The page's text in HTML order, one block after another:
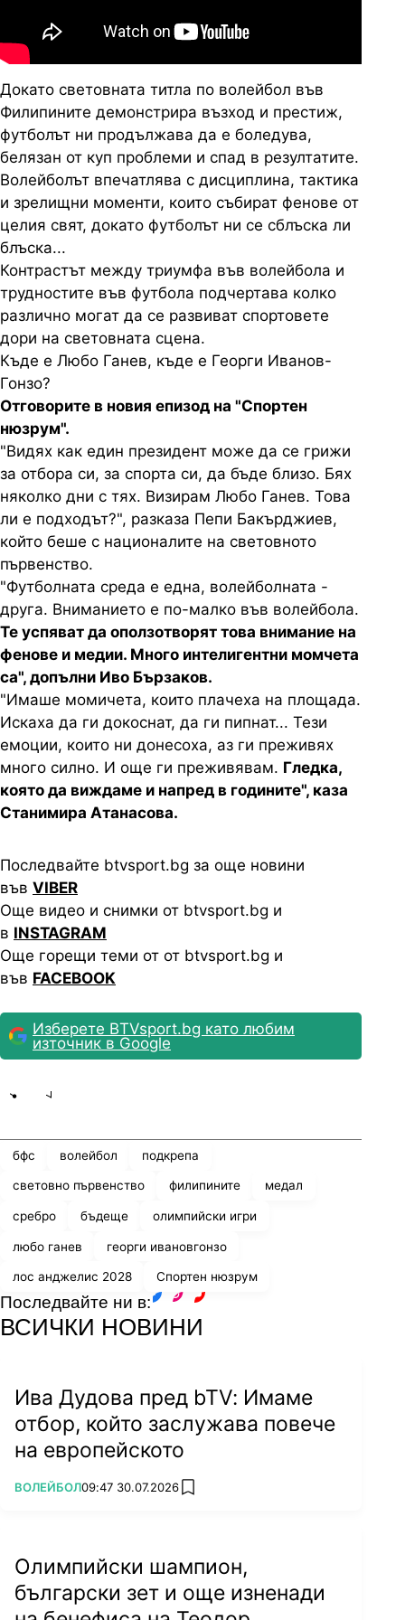
Докато световната титла по волейбол във
Филипините демонстрира възход и престиж,
футболът ни продължава да е боледува,
белязан от куп проблеми и спад в резултатите.
Волейболът впечатлява с дисциплина, тактика
и зрелищни моменти, които събират фенове от
целия свят, докато футболът ни се сблъска ли
блъска...
Контрастът между триумфа във волейбола и
трудностите във футбола подчертава колко
различно могат да се развиват спортовете
дори на световната сцена.
Къде е Любо Ганев, къде е Георги Иванов-
Гонзо?
Отговорите в новия епизод на "Спортен
нюзрум".
"Видях как един президент може да се грижи
за отбора си, за спорта си, да бъде близо. Бях
няколко дни с тях. Визирам Любо Ганев. Това
ли е подходът?", разказа Пепи Бакърджиев,
който беше с националите на световното
първенство.
"Футболната среда е една, волейболната -
друга. Вниманието е по-малко във волейбола.
Те успяват да оползотворят това внимание на
фенове и медии. Много интелигентни момчета
са", допълни Иво Бързаков.
"Имаше момичета, които плачеха на площада.
Искаха да ги докоснат, да ги пипнат... Тези
емоции, които ни донесоха, аз ги преживях
много силно. И още ги преживявам. Гледка,
която да виждаме и напред в годините", каза
Станимира Атанасова.
Последвайте btvsport.bg за още новини
във VIBER
Още видео и снимки от btvsport.bg и
в INSTAGRAM
Още горещи теми от от btvsport.bg и
във FACEBOOK
Изберете BTVsport.bg като любим
източник в Google
бфс волейбол подкрепа
световно първенство филипините медал
сребро бъдеще олимпийски игри
любо ганев георги ивановгонзо
лос анджелис 2028 Спортен нюзрум
Последвайте ни в:
ВСИЧКИ НОВИНИ
Ива Дудова пред bTV: Имаме
отбор, който заслужава повече
на европейското
ПОВЕЧЕ ОТ
ВОЛЕЙБОЛ09:47 30.07.2026 add favorites
Олимпийски шампион,
български зет и още изненади